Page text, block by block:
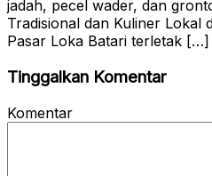
jadah, pecel wader, dan
Tradisional dan Kuliner Lokal
Pasar Loka Batari terletak […]
Tinggalkan Komentar
Komentar